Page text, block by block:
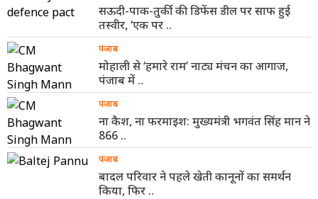
सऊदी-पाक-तुर्की की डिफेंस डील पर साफ हुई
तस्वीर, ‘एक पर ..
पंजाब
मोहाली से ‘हमारे राम’ नाट्य मंचन का आगाज,
पंजाब में ..
पंजाब
ना कैश, ना फरमाइश: मुख्यमंत्री भगवंत सिंह मान ने
866 ..
पंजाब
बादल परिवार ने पहले खेती कानूनों का समर्थन
किया, फिर ..